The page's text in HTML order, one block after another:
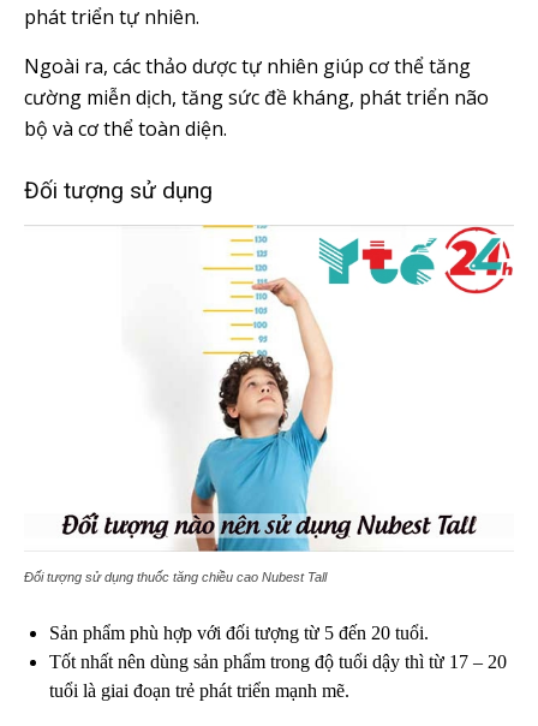
phát triển tự nhiên.
Ngoài ra, các thảo dược tự nhiên giúp cơ thể tăng
cường miễn dịch, tăng sức đề kháng, phát triển não
bộ và cơ thể toàn diện.
Đối tượng sử dụng
Đối tượng sử dụng thuốc tăng chiều cao Nubest Tall
Sản phẩm phù hợp với đối tượng từ 5 đến 20 tuổi.
Tốt nhất nên dùng sản phẩm trong độ tuổi dậy thì từ 17 – 20
tuổi là giai đoạn trẻ phát triển mạnh mẽ.